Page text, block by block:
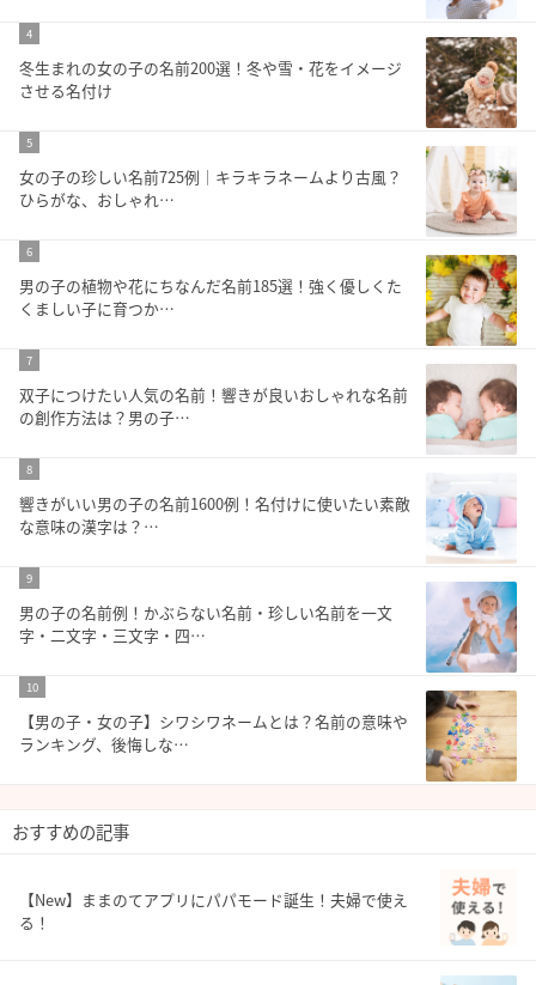
4
冬生まれの女の子の名前200選！冬や雪・花をイメージ
させる名付け
5
女の子の珍しい名前725例｜キラキラネームより古風？
ひらがな、おしゃれ…
6
男の子の植物や花にちなんだ名前185選！強く優しくた
くましい子に育つか…
7
双子につけたい人気の名前！響きが良いおしゃれな名前
の創作方法は？男の子…
8
響きがいい男の子の名前1600例！名付けに使いたい素敵
な意味の漢字は？…
9
男の子の名前例！かぶらない名前・珍しい名前を一文
字・二文字・三文字・四…
10
【男の子・女の子】シワシワネームとは？名前の意味や
ランキング、後悔しな…
おすすめの記事
【New】ままのてアプリにパパモード誕生！夫婦で使え
る！